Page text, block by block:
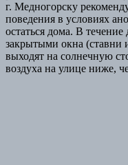
г. Медногорску
поведения в условиях
остаться дома. В течение
закрытыми окна (ставни
выходят на солнечную
воздуха на улице ниже,